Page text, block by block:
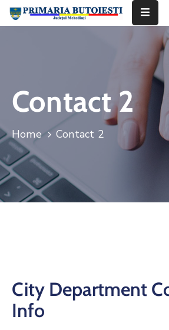
Informații
Interes
Public
Contact
Contact 2
Home Contact 2
City Department
Info